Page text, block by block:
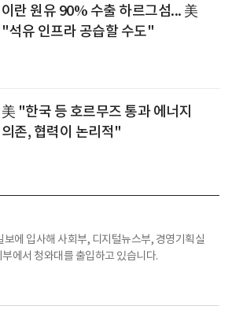
이란 원유 90% 수출 하르그섬... 美
"석유 인프라 공습할 수도"
美 "한국 등 호르무즈 통과 에너지
의존, 협력이 논리적"
에 입사해 사회부, 디지털뉴스부, 경영기획실
에서 청와대를 출입하고 있습니다.